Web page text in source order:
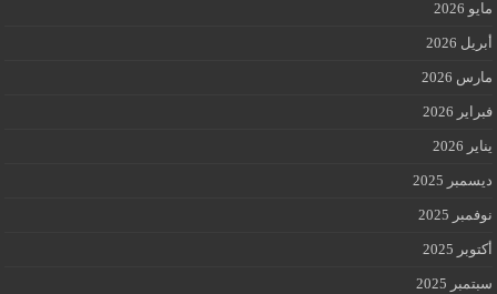
مايو 2026
أبريل 2026
مارس 2026
فبراير 2026
يناير 2026
ديسمبر 2025
نوفمبر 2025
أكتوبر 2025
سبتمبر 2025